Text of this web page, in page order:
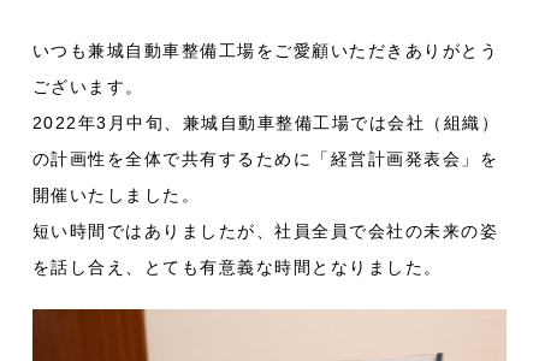
いつも兼城自動車整備工場をご愛顧いただきありがとう
ございます。
2022年3月中旬、兼城自動車整備工場では会社（組織）
の計画性を全体で共有するために「経営計画発表会」を
開催いたしました。
短い時間ではありましたが、社員全員で会社の未来の姿
を話し合え、とても有意義な時間となりました。